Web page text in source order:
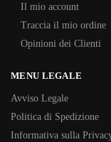
Il mio account
Traccia il mio ordine
Opinioni dei Clienti
MENU LEGALE
Avviso Legale
Politica di Spedizione
Informativa sulla